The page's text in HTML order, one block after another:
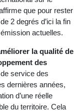
que pour rester
2 degrés d’ici la fin
actuelles.
la qualité de
des
service des
dernières années,
d’une réelle
du territoire. Cela